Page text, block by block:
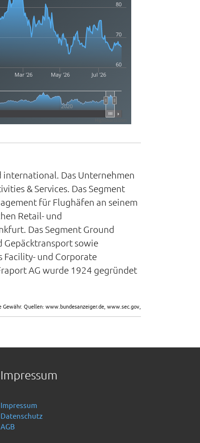
Mar '26 May '26 Jul '26
2020
60
70
80
Das Unternehmen
& Services. Das Segment
für Flughäfen an seinem
Retail- und
Das Segment Ground
Gepäcktransport sowie
Facility- und Corporate
AG wurde 1924 gegründet
Quellen: www.bundesanzeiger.de, www.sec.gov,
Impressum
Impressum
Datenschutz
AGB